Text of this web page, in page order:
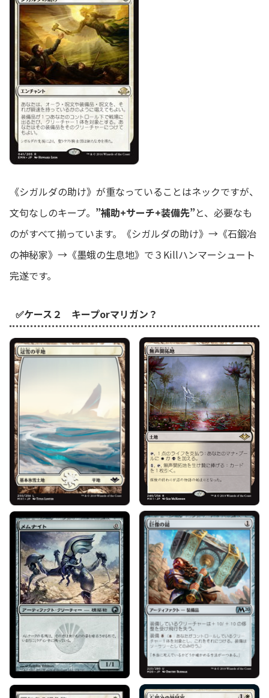
《シガルダの助け》が重なっていることはネックですが、
文句なしのキープ。 ”補助+サーチ+装備先”と、必要なも
のがすべて揃っています。《シガルダの助け》→《石鍛冶
の神秘家》→《墨蛾の生息地》で３Killハンマーシュート
完遂です。
✅ケース２ キープorマリガン？